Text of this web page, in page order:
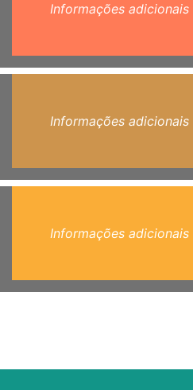
Informações adicionais
Informações adicionais
Informações adicionais